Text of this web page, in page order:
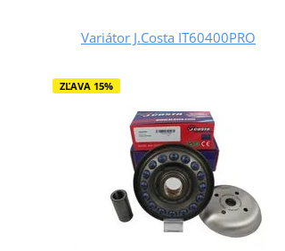
Variátor J.Costa IT60400PRO
ZĽAVA 15%